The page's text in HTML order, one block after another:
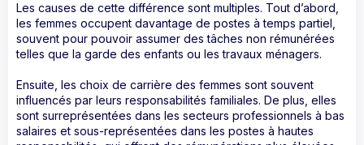
Les causes de cette différence sont multiples. Tout d’abord,
les femmes occupent davantage de postes à temps partiel,
souvent pour pouvoir assumer des tâches non rémunérées
telles que la garde des enfants ou les travaux ménagers.
Ensuite, les choix de carrière des femmes sont souvent
influencés par leurs responsabilités familiales. De plus, elles
sont surreprésentées dans les secteurs professionnels à bas
salaires et sous-représentées dans les postes à hautes